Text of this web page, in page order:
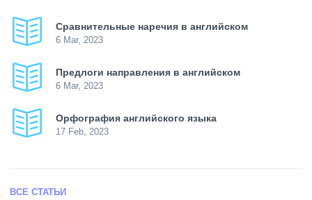
Сравнительные наречия в английском
6 Mar, 2023
Предлоги направления в английском
6 Mar, 2023
Орфография английского языка
17 Feb, 2023
ВСЕ СТАТЬИ